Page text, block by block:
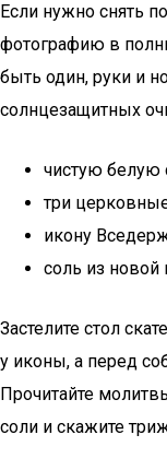
Если нужно снять
фотографию в
быть один, руки и
солнцезащитных
чистую белую
три
икону
соль из новой
Застелите стол
у иконы, а перед
Прочитайте
соли и скажите